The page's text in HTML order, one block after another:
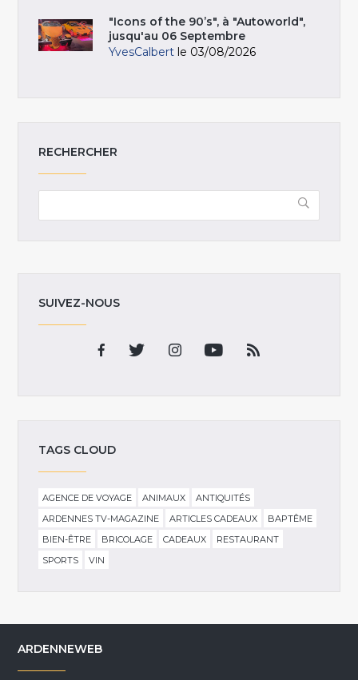
"Icons of the 90’s", à "Autoworld",
jusqu'au 06 Septembre
YvesCalbert le 03/08/2026
RECHERCHER
SUIVEZ-NOUS
TAGS CLOUD
AGENCE DE VOYAGE ANIMAUX
ANTIQUITÉS
ARDENNES TV-MAGAZINE
ARTICLES CADEAUX
BAPTÊME
BIEN-ÊTRE
BRICOLAGE CADEAUX
RESTAURANT
SPORTS
VIN
ARDENNEWEB